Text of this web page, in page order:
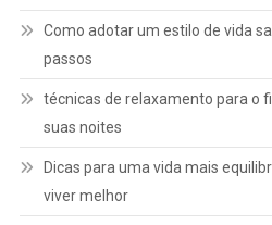
Como adotar um estilo de vida
passos
técnicas de relaxamento para o
suas noites
Dicas para uma vida mais
viver melhor